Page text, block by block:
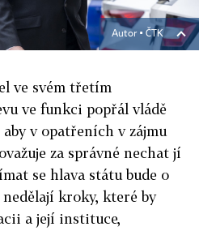
Autor ▪ ČTK
ve svém třetím
ve funkci popřál vládě
v opatřeních v zájmu
za správné nechat jí
se hlava státu bude o
kroky, které by
a její instituce,